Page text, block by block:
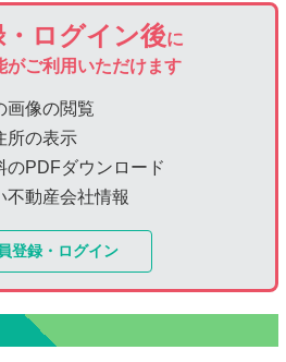
ログイン後に
がご利用いただけます
画像の閲覧
所の表示
のPDFダウンロード
不動産会社情報
登録・ログイン